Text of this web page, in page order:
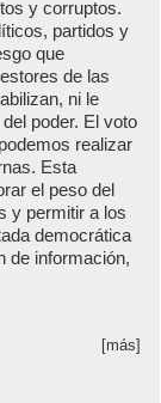
y corruptos.
partidos y
que
de las
ni le
poder. El voto
realizar
Esta
el peso del
y permitir a los
democrática
de información,
[más]